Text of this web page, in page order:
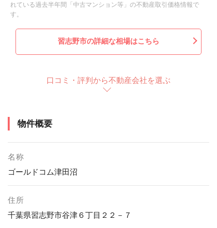
れている過去半年間「中古マンション等」の不動産取引価格情報で
す。
習志野市の詳細な相場はこちら
口コミ・評判から不動産会社を選ぶ
物件概要
名称
ゴールドコム津田沼
住所
千葉県習志野市谷津６丁目２２－７